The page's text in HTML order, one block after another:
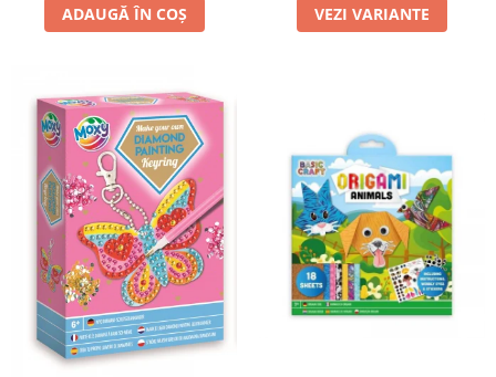
ADAUGĂ ÎN COȘ VEZI VARIANTE